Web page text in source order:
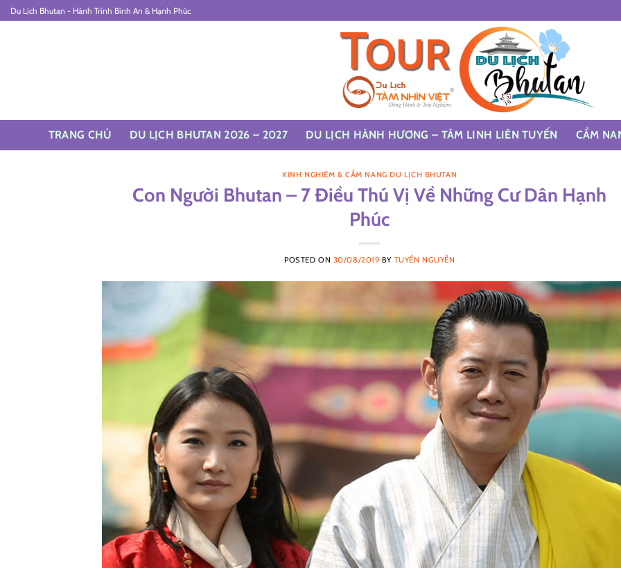
Skip
to
Du Lịch Bhutan - Hành Trình Bình An & Hạnh Phúc
TRANG CHỦ DU LỊCH BHUTAN 2026 – 2027 DU LỊCH HÀNH HƯƠNG – TÂM LINH LIÊN TUYẾN CẨM
KINH NGHIỆM & CẨM NANG DU LỊCH BHUTAN
Con Người Bhutan – 7 Điều Thú Vị Về Những Cư Dân Hạnh
Phúc
POSTED ON 30/08/2019 BY TUYỂN NGUYỄN